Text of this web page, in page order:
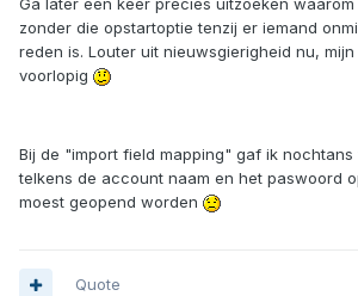
Ga later een keer precies uitzoeken
zonder die opstartoptie tenzij er iemand
reden is. Louter uit nieuwsgierigheid nu,
voorlopig
Bij de "import field mapping" gaf ik nochtans
telkens de account naam en het paswoord
moest geopend worden
Quote